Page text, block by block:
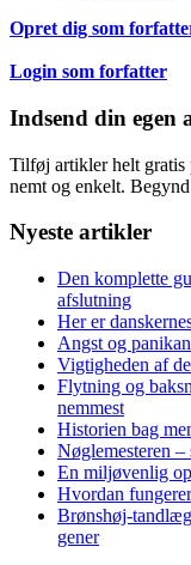
Opret dig som
Login som forfatter
Indsend din egen
Tilføj artikler helt gratis
nemt og enkelt.
Nyeste artikler
Den komplette
afslutning
Her er
Angst og
Vigtigheden af
Flytning og
nemmest
Historien bag
Nøglemesteren
En miljøvenlig
Hvordan
Brønshøj-
gener